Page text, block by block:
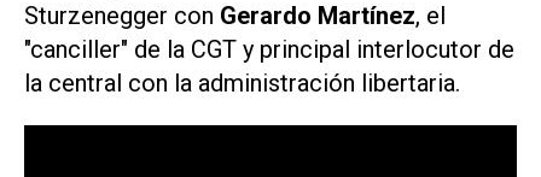
Sturzenegger con Gerardo Martínez, el
"canciller" de la CGT y principal interlocutor de
la central con la administración libertaria.